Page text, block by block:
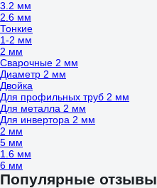
3.2 мм
2.6 мм
Тонкие
1-2 мм
2 мм
Сварочные 2 мм
Диаметр 2 мм
Двойка
Для профильных труб 2 мм
Для металла 2 мм
Для инвертора 2 мм
2 мм
5 мм
1.6 мм
6 мм
Популярные отзывы